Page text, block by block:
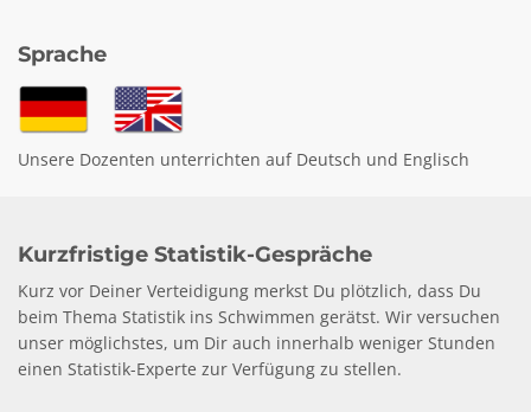
Sprache
Unsere Dozenten unterrichten auf Deutsch und Englisch
Kurzfristige Statistik-Gespräche
Kurz vor Deiner Verteidigung merkst Du plötzlich, dass Du
beim Thema Statistik ins Schwimmen gerätst. Wir versuchen
unser möglichstes, um Dir auch innerhalb weniger Stunden
einen Statistik-Experte zur Verfügung zu stellen.